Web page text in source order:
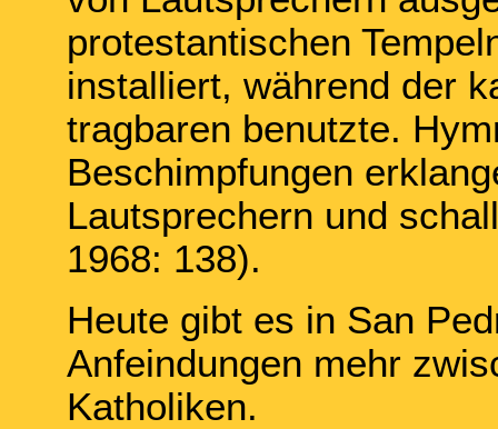
protestantischen
installiert, während der
tragbaren benutzte.
Beschimpfungen
Lautsprechern und
1968: 138).
Heute gibt es in San
Anfeindungen mehr
Katholiken.